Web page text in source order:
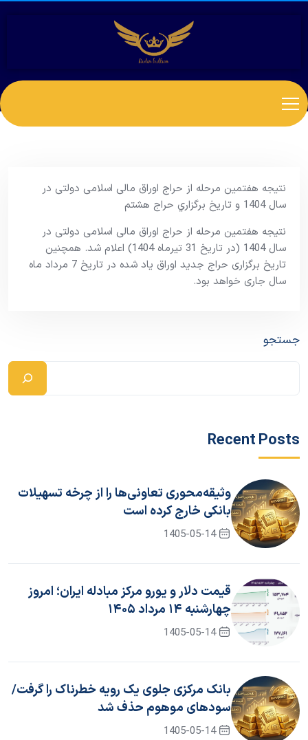
نتیجه هفتمین مرحله از حراج اوراق مالی اسلامی دولتی در
سال 1404 و تاریخ برگزاري حراج هشتم
نتیجه هفتمین مرحله از حراج اوراق مالی اسلامی دولتی در
سال 1404 (در تاریخ 31 تیرماه 1404) اعلام شد. همچنین
تاریخ برگزاری حراج جدید اوراق یاد شده در تاریخ 7 مرداد ماه
سال جاری خواهد بود.
جستجو
Recent Posts
وثیقه‌محوری تعاونی‌ها را از چرخه تسهیلات
بانکی خارج کرده است
1405-05-14
قیمت دلار و یورو مرکز مبادله ایران؛ امروز
چهارشنبه ۱۴ مرداد ۱۴۰۵
1405-05-14
بانک مرکزی جلوی یک رویه خطرناک را گرفت/
سود‌های موهوم حذف شد
1405-05-14